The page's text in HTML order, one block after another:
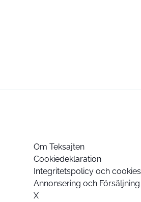
Om Teksajten
Cookiedeklaration
Integritetspolicy och cookies
Annonsering och Försäljning
X